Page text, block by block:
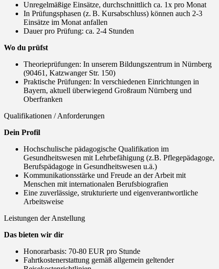
Unregelmäßige Einsätze, durchschnittlich ca. 1x pro Monat
In Prüfungsphasen (z. B. Kursabschluss) können auch 2-3
Einsätze im Monat anfallen
Dauer pro Prüfung: ca. 2-4 Stunden
Wo du prüfst
Theorieprüfungen: In unserem Bildungszentrum in Nürnberg
(90461, Katzwanger Str. 150)
Praktische Prüfungen: In verschiedenen Einrichtungen in
Bayern, aktuell überwiegend Großraum Nürnberg und
Oberfranken
Qualifikationen / Anforderungen
Dein Profil
Hochschulische pädagogische Qualifikation im
Gesundheitswesen mit Lehrbefähigung (z.B. Pflegepädagoge,
Berufspädagoge in Gesundheitswesen u.ä.)
Kommunikationsstärke und Freude an der Arbeit mit
Menschen mit internationalen Berufsbiografien
Eine zuverlässige, strukturierte und eigenverantwortliche
Arbeitsweise
Leistungen der Anstellung
Das bieten wir dir
Honorarbasis: 70-80 EUR pro Stunde
Fahrtkostenerstattung gemäß allgemein geltender